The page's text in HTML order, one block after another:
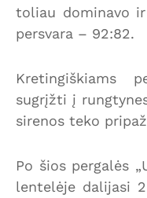
toliau dominavo
persvara – 92:82.
Kretingiškiams
sugrįžti į
sirenos teko
Po šios pergalės
lentelėje dalijasi